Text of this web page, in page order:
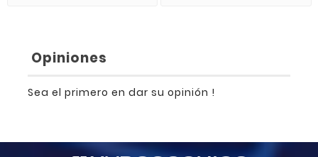
Opiniones
Sea el primero en dar su opinión !